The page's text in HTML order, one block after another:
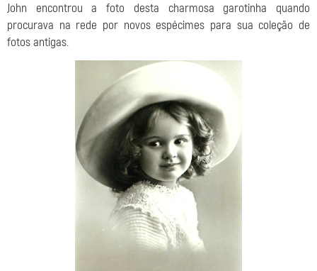
John encontrou a foto desta charmosa garotinha quando
procurava na rede por novos espécimes para sua coleção de
fotos antigas.